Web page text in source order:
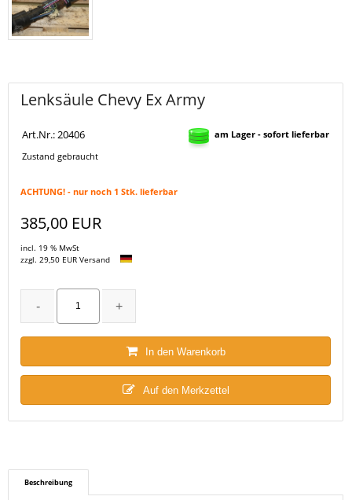
Lenksäule Chevy Ex Army
Art.Nr.: 20406
Zustand gebraucht
am Lager - sofort lieferbar
ACHTUNG! - nur noch 1 Stk. lieferbar
385,00 EUR
incl. 19 % MwSt
zzgl. 29,50 EUR Versand
In den Warenkorb
Auf den Merkzettel
Beschreibung